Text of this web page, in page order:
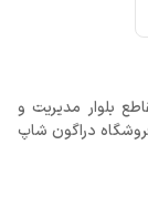
بلوار مدیریت و